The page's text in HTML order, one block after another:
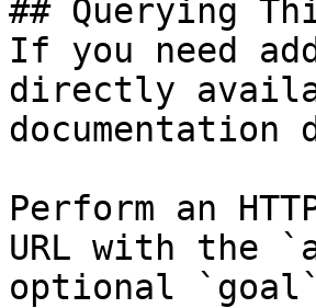
## Querying
If you need
directly
Perform an
URL with the
optional